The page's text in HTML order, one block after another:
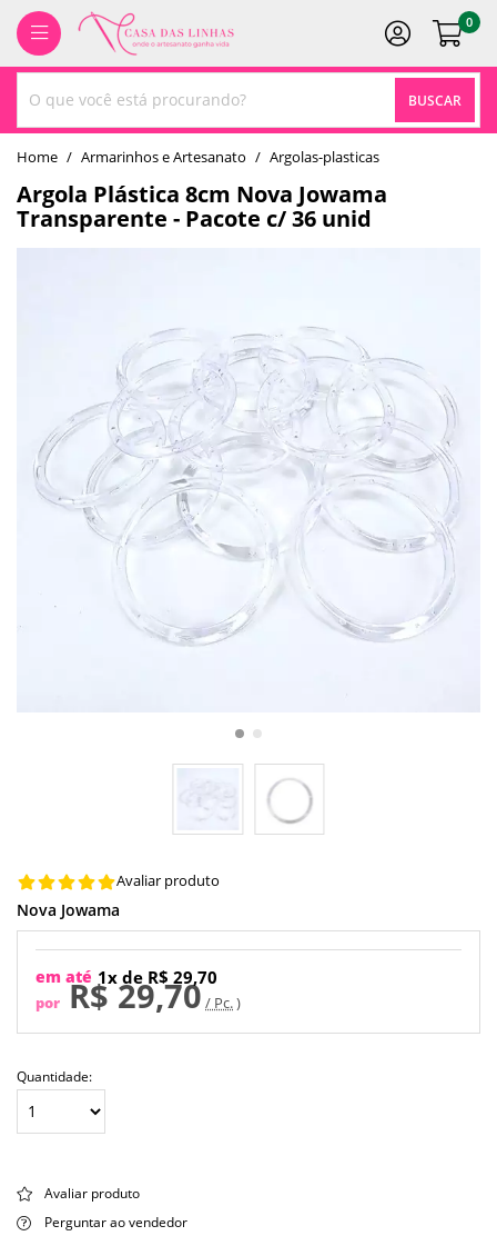
BUSCAR
0
home Armarinhos e Artesanato argolas-plasticas
Argola Plástica 8cm Nova Jowama
Transparente - Pacote c/ 36 unid
Avaliar produto
Nova Jowama
por R$ 29,70/ Pc.
em até 1x de R$ 29,70
Quantidade:
Avaliar produto
Perguntar ao vendedor